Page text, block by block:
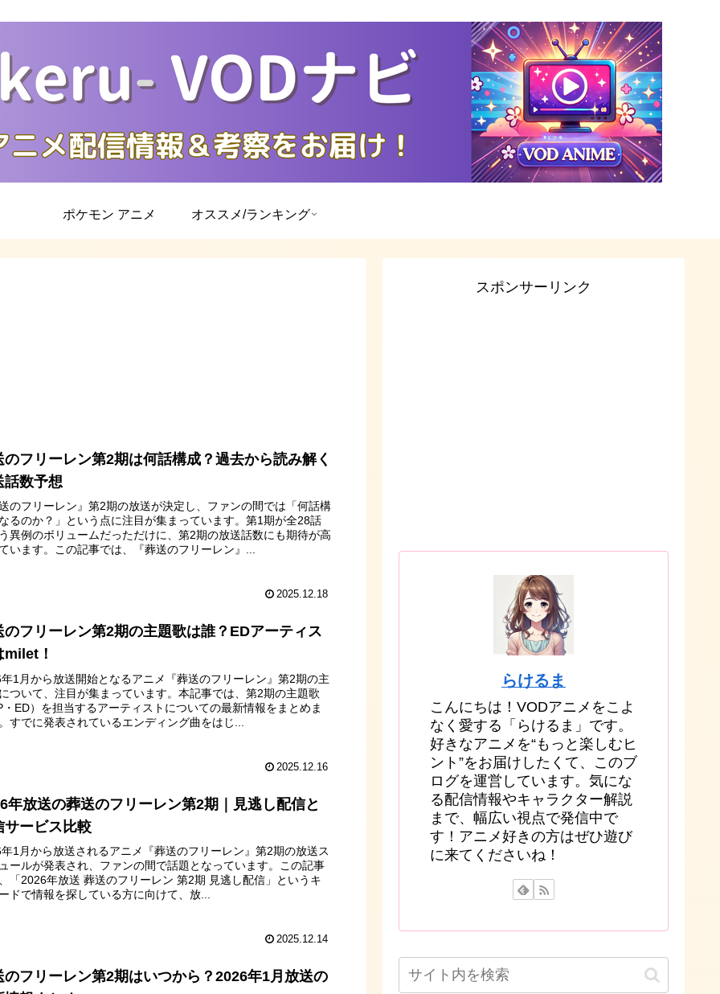
ポケモン アニメ オススメ/ランキング
のフリーレン第2期は何話構成？過去から読み解く
話数予想
のフリーレン』第2期の放送が決定し、ファンの間では「何話構
るのか？」という点に注目が集まっています。第1期が全28話
異例のボリュームだっただけに、第2期の放送話数にも期待が高
います。この記事では、『葬送のフリーレン』...
2025.12.18
のフリーレン第2期の主題歌は誰？EDアーティス
milet！
1月から放送開始となるアニメ『葬送のフリーレン』第2期の主
ついて、注目が集まっています。本記事では、第2期の主題歌
・ED）を担当するアーティストについての最新情報をまとめま
すでに発表されているエンディング曲をはじ...
2025.12.16
年放送の葬送のフリーレン第2期｜見逃し配信と
サービス比較
1月から放送されるアニメ『葬送のフリーレン』第2期の放送ス
ールが発表され、ファンの間で話題となっています。この記事
「2026年放送 葬送のフリーレン 第2期 見逃し配信」というキ
ドで情報を探している方に向けて、放...
2025.12.14
のフリーレン第2期はいつから？2026年1月放送の
スポンサーリンク
らけるま
こんにちは！VODアニメをこよ
なく愛する「らけるま」です。
好きなアニメを“もっと楽しむヒ
ント”をお届けしたくて、このブ
ログを運営しています。気にな
る配信情報やキャラクター解説
まで、幅広い視点で発信中で
す！アニメ好きの方はぜひ遊び
に来てくださいね！